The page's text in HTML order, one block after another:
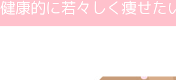
健康的に若々しく痩せた